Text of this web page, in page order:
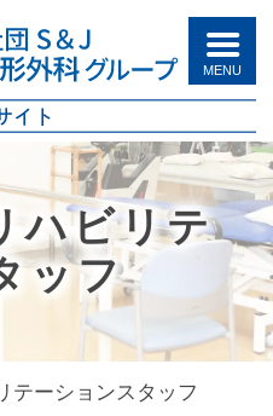
イト
ハビリテ
ッフ
テーションスタッフ